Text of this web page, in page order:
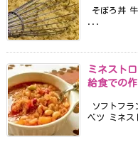
そぼろ丼
ミネスト
給食での
ソフトフラ
ベツ ミネ